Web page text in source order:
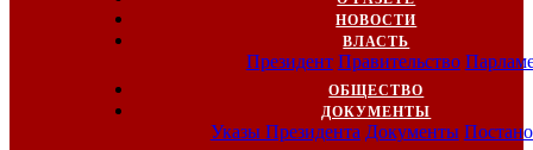
НОВОСТИ
ВЛАСТЬ
Президент Правительство
ОБЩЕСТВО
ДОКУМЕНТЫ
Указы Президента Документы